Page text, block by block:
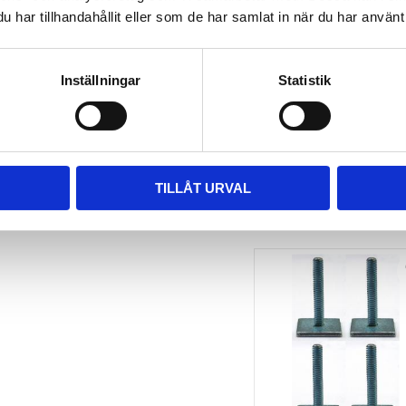
har tillhandahållit eller som de har samlat in när du har
Inställningar Statistik
TILLÅT URVAL
MONTERINGSSATS U-
100 MM 4-PACK
Nytt takräcke, nya fästen
till takboxen?